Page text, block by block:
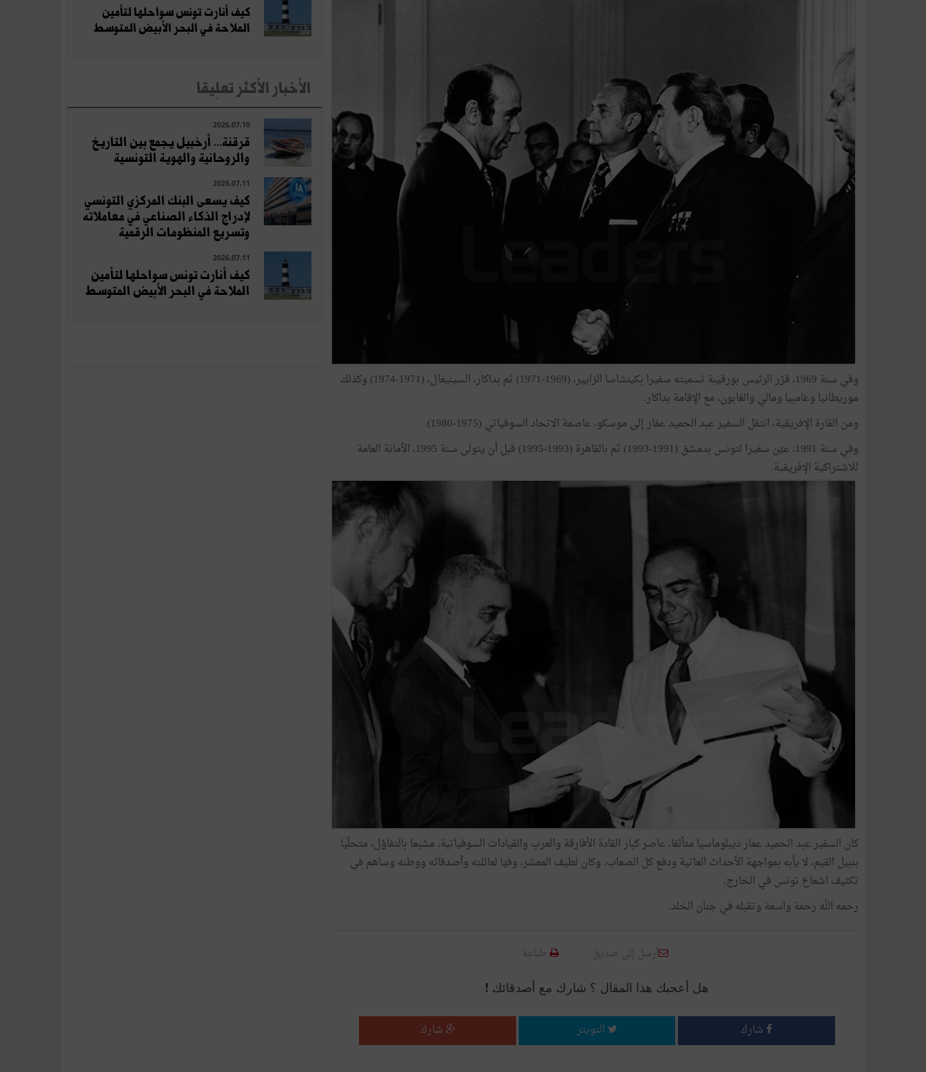
وفي سنة 1969، قرّر الرئيس بورقيبة تسميته سفيرا بكينشاسا الزايير، (1969-1971) ثم بداكار، السينيغال، (1971-1974) وكذلك
موريطانيا وغامبيا ومالي والغابون، مع الإقامة بداكار.
ومن القارة الإفريقية، انتقل السفير عبد الحميد عمّار إلى موسكو، عاصمة الاتحاد السوفياتي (1975-1980).
وفي سنة 1991، عيّن سفيرا لتونس بدمشق (1991-1993) ثم بالقاهرة (1993-1995) قبل أن يتولى سنة 1995، الأمانة العامة
للاشتراكية الإفريقية.
كان السفير عبد الحميد عمار ديبلوماسيا متألقا، عاصر كبار القادة الأفارقة والعرب والقيادات السوفياتية، مشبعا بالتفاؤل، متحلّيا
بنبيل القيم، لا يأبه بمواجهة الأحداث العاتية ودفع كل الصعاب. وكان لطيف المعشر، وفيّا لعائلته وأصدقائه ووطنه وساهم في
تكثيف اشعاع تونس في الخارج.
رحمه الله رحمة واسعة وتقبله في جنان الخلد.
أرسل إلى صديق طباعة
هل أعجبك هذا المقال ؟ شارك مع أصدقائك !
شارك التويتر شارك
كيف أنارت تونس سواحلها لتأمين
الملاحة في البحر الأبيض المتوسط
الأخبار الأكثر تعلِيقا
2026.07.10
قرقنة... أرخبيل يجمع بين التاريخ
والروحانية والهوية التونسية
2026.07.11
كيف يسعى البنك المركزي التونسي
لإدراج الذكاء الصناعي في معاملاته
وتسريع المنظومات الرقمية
2026.07.11
كيف أنارت تونس سواحلها لتأمين
الملاحة في البحر الأبيض المتوسط